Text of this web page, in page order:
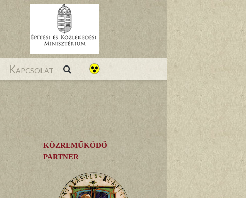
Kapcsolat
KÖZREMŰKÖDŐ
PARTNER